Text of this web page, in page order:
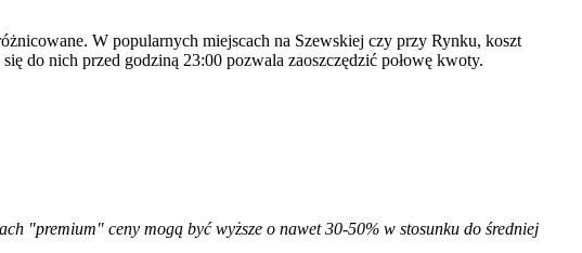
W popularnych miejscach na Szewskiej czy przy Rynku, koszt
do nich przed godziną 23:00 pozwala zaoszczędzić połowę kwoty.
"premium" ceny mogą być wyższe o nawet 30-50% w stosunku do średniej